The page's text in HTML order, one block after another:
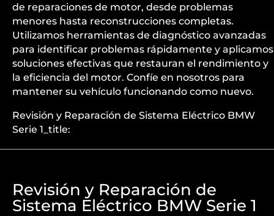
de reparaciones de motor, desde problemas
menores hasta reconstrucciones completas.
Utilizamos herramientas de diagnóstico avanzadas
para identificar problemas rápidamente y aplicamos
soluciones efectivas que restauran el rendimiento y
la eficiencia del motor. Confíe en nosotros para
mantener su vehículo funcionando como nuevo.
Revisión y Reparación de Sistema Eléctrico BMW
Serie 1_title:
Revisión y Reparación de
Sistema Eléctrico BMW Serie 1